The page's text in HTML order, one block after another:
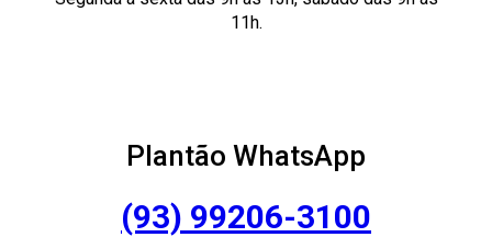
11h.
Plantão WhatsApp
(93) 99206-3100